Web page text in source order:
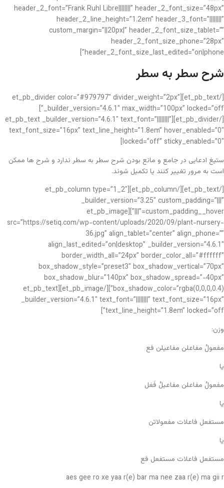
header_2_font=”Frank Ruhl Libre||||||||” header_2_font_size=”48px”
header_2_line_height=”1.2em” header_3_font=”||||||||”
custom_margin=”||20px|” header_2_font_size_tablet=””
header_2_font_size_phone=”28px”
header_2_font_size_last_edited=”on|phone”]
شرح سطر به سطر
[/et_pb_text][et_pb_divider color=”#979797″ divider_weight=”2px”
_builder_version=”4.6.1″ max_width=”100px” locked=”off”]
[/et_pb_divider][et_pb_text _builder_version=”4.6.1″ text_font=”||||||||”
text_font_size=”16px” text_line_height=”1.8em” hover_enabled=”0″
locked=”off” sticky_enabled=”0″]
ستیغ ادعایی در جامع و مانع بودن شرح سطر به سطر ندارد و شرح ها ممکن
است به مرور تغییر کنند یا تکمیل شوند.
[/et_pb_text][/et_pb_column][et_pb_column type=”1_2″
_builder_version=”3.25″ custom_padding=”|||”
custom_padding__hover=”|||”][et_pb_image
src=”https://setiq.com/wp-content/uploads/2020/09/plant-nursery-
36.jpg” align_tablet=”center” align_phone=””
align_last_edited=”on|desktop” _builder_version=”4.6.1″
border_width_all=”24px” border_color_all=”#ffffff”
box_shadow_style=”preset3″ box_shadow_vertical=”70px”
box_shadow_blur=”140px” box_shadow_spread=”-40px”
box_shadow_color=”rgba(0,0,0,0.4)”][/et_pb_image][et_pb_text
_builder_version=”4.6.1″ text_font=”||||||||” text_font_size=”16px”
text_line_height=”1.8em” locked=”off”]
وزن:
مفعولُ مفاعلن مفاعیلن فع
یا
مفعولُ مفاعلن مفاعیلُ فَعَل
یا
مستفعل فاعلات مفعولاتن
یا
مستفعل فاعلات مستفعل فع
aes gee ro xe yaa r(e) bar ma nee zaa r(e) ma gii r